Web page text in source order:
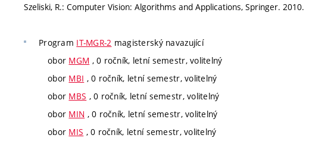
Szeliski, R.: Computer Vision: Algorithms and Applications, Springer. 2010.
Program IT-MGR-2 magisterský navazující
obor MGM , 0 ročník, letní semestr, volitelný
obor MBI , 0 ročník, letní semestr, volitelný
obor MBS , 0 ročník, letní semestr, volitelný
obor MIN , 0 ročník, letní semestr, volitelný
obor MIS , 0 ročník, letní semestr, volitelný